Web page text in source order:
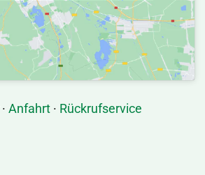
· Anfahrt · Rückrufservice